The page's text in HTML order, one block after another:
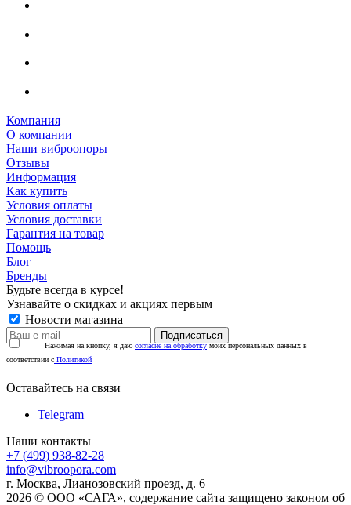
Компания
О компании
Наши виброопоры
Отзывы
Информация
Как купить
Условия оплаты
Условия доставки
Гарантия на товар
Помощь
Блог
Бренды
Будьте всегда в курсе!
Узнавайте о скидках и акциях первым
Новости магазина
Нажимая на кнопку, я даюсогласие на обработкумоих персональных данных в
соответствии с Политикой
Оставайтесь на связи
Telegram
Наши контакты
+7 (499) 938-82-28
info@vibroopora.com
г. Москва, Лианозовский проезд, д. 6
2026 © ООО «САГА», содержание сайта защищено законом об